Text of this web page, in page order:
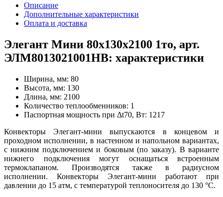
Описание
Дополнительные характеристики
Оплата и доставка
Элегант Мини 80x130x2100 1то, арт.
ЭЛМ8013021001НВ: характеристики
Ширина, мм: 80
Высота, мм: 130
Длина, мм: 2100
Количество теплообменников: 1
Паспортная мощность при Δt70, Вт: 1217
Конвекторы Элегант-мини выпускаются в концевом и
проходном исполнении, в настенном и напольном вариантах,
с нижним подключением и боковым (по заказу). В варианте
нижнего подключения могут оснащаться встроенным
термоклапаном. Производятся также в радиусном
исполнении. Конвекторы Элегант-мини работают при
давлении до 15 атм, с температурой теплоносителя до 130 °С.